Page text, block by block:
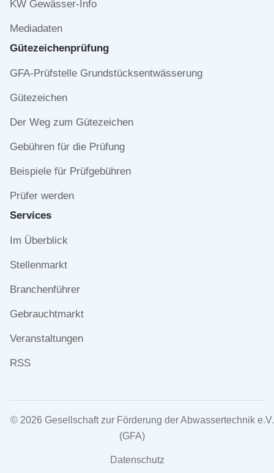
KW Gewässer-Info
Mediadaten
Gütezeichen­prüfung
Navigation
GFA-Prüfstelle Grundstücksentwässerung
Gütezeichen
Der Weg zum Gütezeichen
Gebühren für die Prüfung
Beispiele für Prüfgebühren
Prüfer werden
Services
Navigation
Im Überblick
Stellenmarkt
Branchenführer
Gebrauchtmarkt
Veranstaltungen
RSS
© 2026 Gesellschaft zur Förderung der Abwassertechnik e.V.
(GFA)
Navigation
Datenschutz